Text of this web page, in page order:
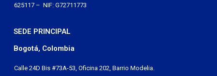
625117 – NIF: G72711773
SEDE PRINCIPAL
Bogotá, Colombia
Calle 24D Bis #73A-53, Oficina 202, Barrio Modelia.